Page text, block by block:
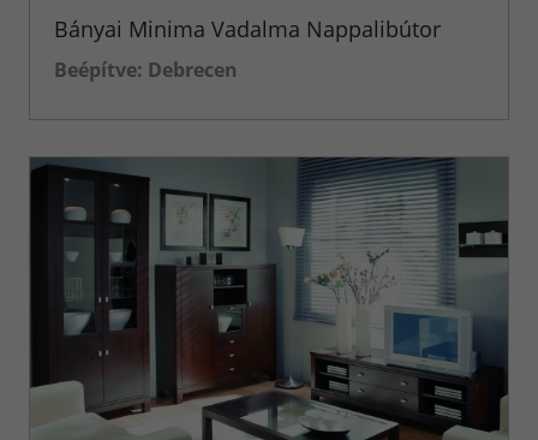
Fürdőszoba
Bútorok
Beépíthető
Készülékek
Munkalap
megoldások
Bányai Minima Vadalma Nappalibútor
Beépítve: Debrecen